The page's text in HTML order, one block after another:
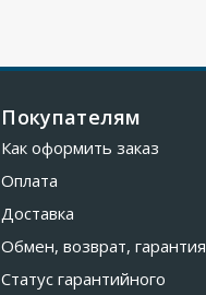
Покупателям
Как оформить заказ
Оплата
Доставка
Обмен, возврат, гарантия
Статус гарантийного